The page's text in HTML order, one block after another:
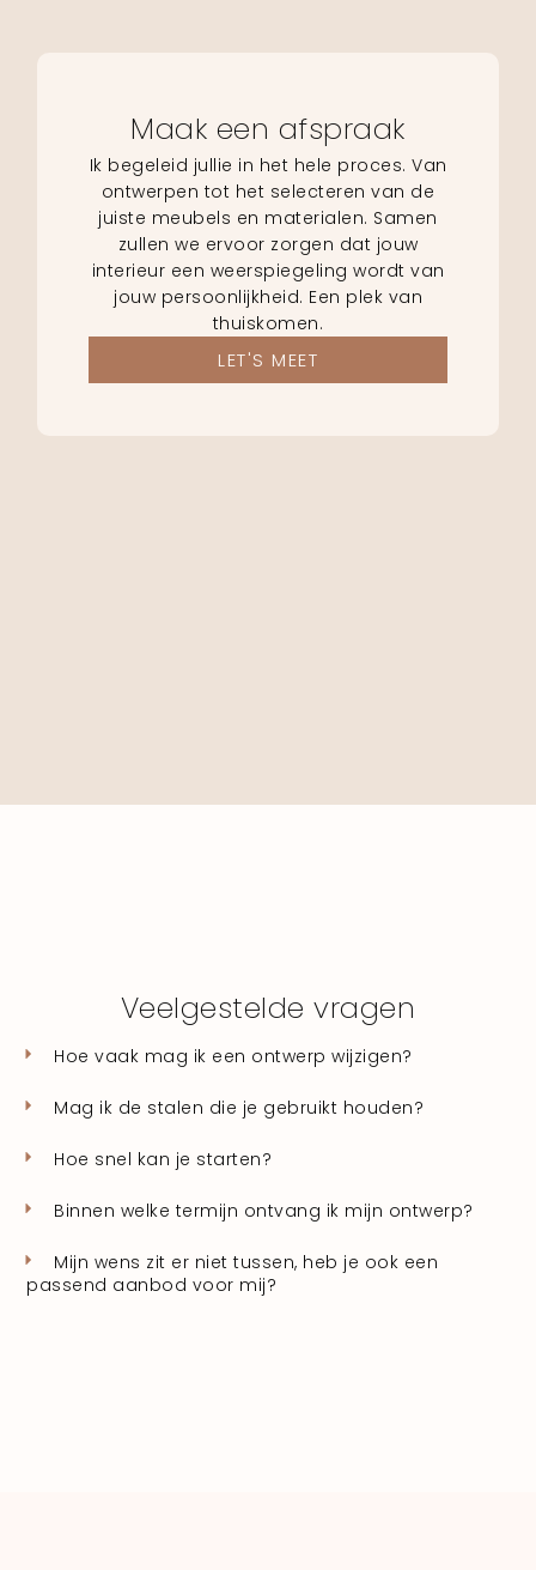
Maak een afspraak
Ik begeleid jullie in het hele proces. Van
ontwerpen tot het selecteren van de
juiste meubels en materialen. Samen
zullen we ervoor zorgen dat jouw
interieur een weerspiegeling wordt van
jouw persoonlijkheid. Een plek van
thuiskomen.
LET'S MEET
Veelgestelde vragen
Hoe vaak mag ik een ontwerp wijzigen?
Mag ik de stalen die je gebruikt houden?
Hoe snel kan je starten?
Binnen welke termijn ontvang ik mijn ontwerp?
Mijn wens zit er niet tussen, heb je ook een
passend aanbod voor mij?